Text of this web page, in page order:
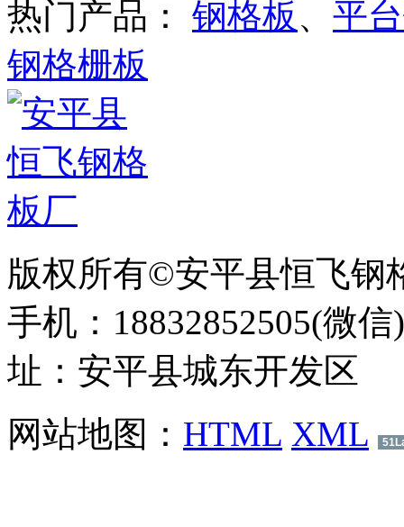
热门产品： 钢格板 、 平
钢格栅板
版权所有©安平县恒飞钢
手机：18832852505(微
址：安平县城东开发区
网站地图： HTML XML